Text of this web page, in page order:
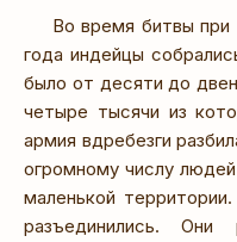
Во время битвы
года индейцы
было от десяти до
четыре тысячи из
армия вдребезги
огромному числу
маленькой
разъединились.